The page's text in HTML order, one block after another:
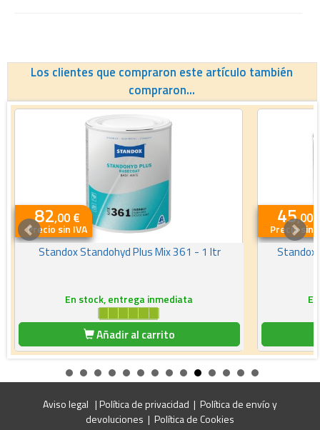
Los clientes que compraron este artículo también
compraron...
82,00 €
Precio sin IVA
En stock, entrega inmediata
Standox Standohyd Plus Mix 361 - 1 ltr
Añadir al carrito
45,00
Precio sin
Standox
Aviso legal |Política de privacidad | Política de envío y
devoluciones | Política de Cookies